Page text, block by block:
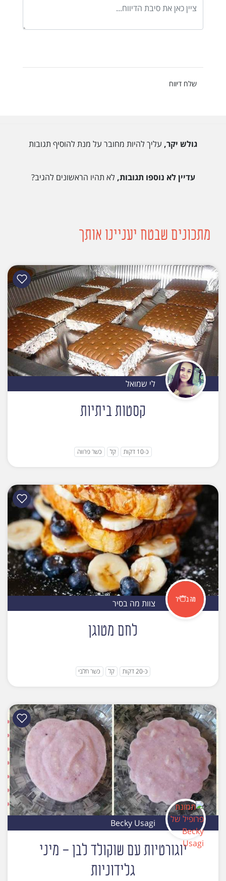
שלח דיווח
גולש יקר, עליך להיות מחובר על מנת להוסיף תגובות
עדיין לא נוספו תגובות,לא תהיו הראשונים להגיב?
מתכונים שבטח יעניינו אותך
לי שמואל
קסטות ביתיות
כ-10 דקות קל כשר פרווה
צוות מה בסיר
לחם מטוגן
כ-20 דקות קל כשר חלבי
Becky Usagi
יוגורטיות עם שוקולד לבן - מיני
גלידוניות